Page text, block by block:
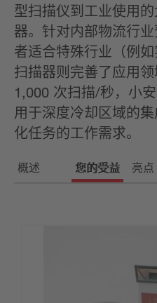
型扫描仪到工业使用
器。针对内部物流行
者适合特殊行业（例
扫描器则完善了应用
1,000 次扫描/秒，小
用于深度冷却区域的
化任务的工作需求。
概述 您的受益 亮点